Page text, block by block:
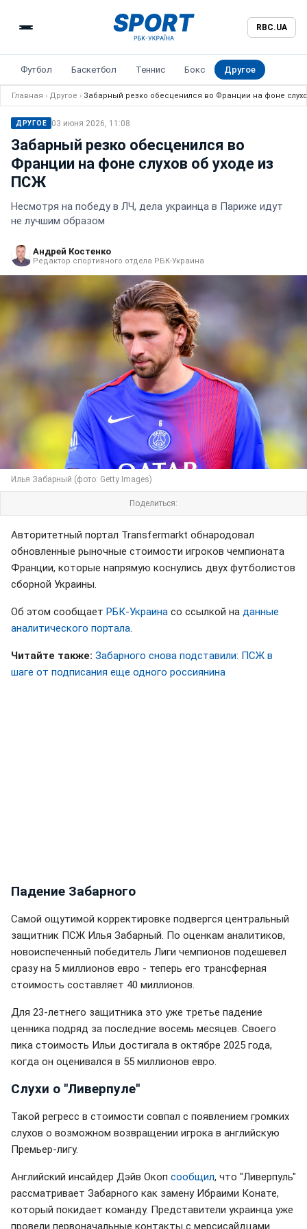
RBC.UA
Футбол Баскетбол Теннис Бокс Другое
Главная › Другое › Забарный резко обесценился во Франции на фоне
ДРУГОЕ 03 июня 2026, 11:08
Забарный резко обесценился во
Франции на фоне слухов об уходе из
ПСЖ
Несмотря на победу в ЛЧ, дела украинца в Париже идут
не лучшим образом
Андрей Костенко
Редактор спортивного отдела РБК-Украина
Илья Забарный (фото: Getty Images)
Поделиться:
Авторитетный портал Transfermarkt обнародовал
обновленные рыночные стоимости игроков чемпионата
Франции, которые напрямую коснулись двух футболистов
сборной Украины.
Об этом сообщает РБК-Украина со ссылкой на данные
аналитического портала
Читайте также: Забарного снова подставили: ПСЖ в
шаге от подписания еще одного россиянина
Падение Забарного
Самой ощутимой корректировке подвергся центральный
защитник ПСЖ Илья Забарный. По оценкам аналитиков,
новоиспеченный победитель Лиги чемпионов подешевел
сразу на 5 миллионов евро - теперь его трансферная
стоимость составляет 40 миллионов.
Для 23-летнего защитника это уже третье падение
ценника подряд за последние восемь месяцев. Своего
пика стоимость Ильи достигала в октябре 2025 года,
когда он оценивался в 55 миллионов евро.
Слухи о "Ливерпуле"
Такой регресс в стоимости совпал с появлением громких
слухов о возможном возвращении игрока в английскую
Премьер-лигу.
Английский инсайдер Дэйв Окоп сообщил, что "Ливерпуль"
рассматривает Забарного как замену Ибраими Конате,
который покидает команду. Представители украинца уже
провели первоначальные контакты с мерсисайдцами.